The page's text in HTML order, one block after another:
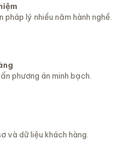
lý nhiều năm hành nghề.
phương án minh bạch.
và dữ liệu khách hàng.